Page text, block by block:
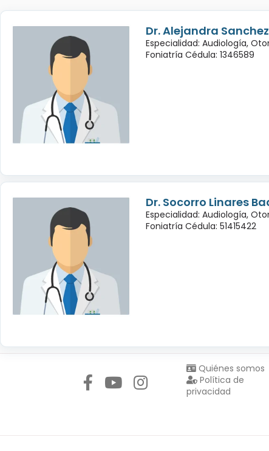
Dr. Alejandra Sanchez
Especialidad: Audiología,
Foniatría Cédula: 1346589
Dr. Socorro Linares
Especialidad: Audiología,
Foniatría Cédula: 51415422
Quiénes somos
Política de
privacidad